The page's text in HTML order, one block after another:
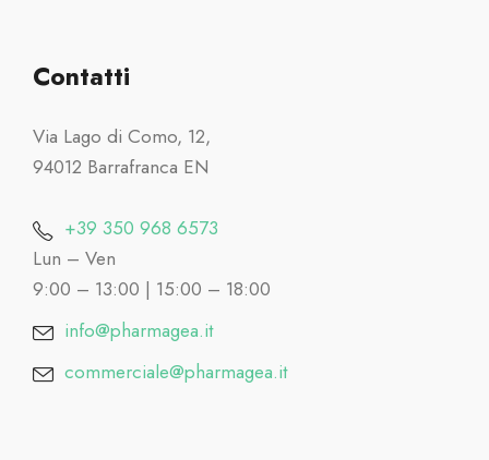
Contatti
Via Lago di Como, 12,
94012 Barrafranca EN
+39 350 968 6573
Lun – Ven
9:00 – 13:00 | 15:00 – 18:00
info@pharmagea.it
commerciale@pharmagea.it